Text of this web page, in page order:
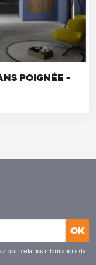
POIGNÉE -
OK
pour cela nos informations de